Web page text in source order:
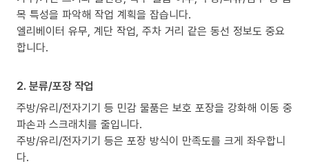
목 특성을 파악해 작업 계획을 잡습니다.
엘리베이터 유무, 계단 작업, 주차 거리 같은 동선 정보도 중요
합니다.
2. 분류/포장 작업
주방/유리/전자기기 등 민감 물품은 보호 포장을 강화해 이동 중
파손과 스크래치를 줄입니다.
주방/유리/전자기기 등은 포장 방식이 만족도를 크게 좌우합니
다.